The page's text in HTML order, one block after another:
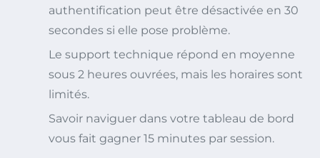
authentification peut être désactivée en 30
secondes si elle pose problème.
Le support technique répond en moyenne
sous 2 heures ouvrées, mais les horaires sont
limités.
Savoir naviguer dans votre tableau de bord
vous fait gagner 15 minutes par session.